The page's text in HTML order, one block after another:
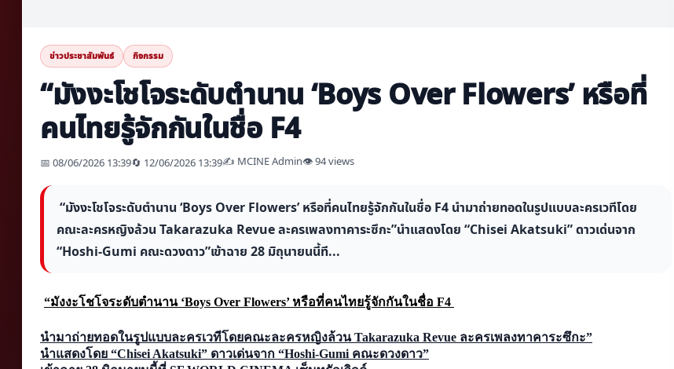
ข่าวประชาสัมพันธ์ กิจกรรม
“มังงะโชโจระดับตำนาน ‘Boys Over Flowers’ หรือที่
คนไทยรู้จักกันในชื่อ F4
📅 08/06/2026 13:39🔄 12/06/2026 13:39✍️ MCINE Admin👁 94 views
“มังงะโชโจระดับตำนาน ‘Boys Over Flowers’ หรือที่คนไทยรู้จักกันในชื่อ F4 นำมาถ่ายทอดในรูปแบบละครเวทีโดย
คณะละครหญิงล้วน Takarazuka Revue ละครเพลงทาคาระซึกะ”นำแสดงโดย “Chisei Akatsuki” ดาวเด่นจาก
“Hoshi-Gumi คณะดวงดาว”เข้าฉาย 28 มิถุนายนนี้ที...
“มังงะโชโจระดับตำนาน ‘Boys Over Flowers’ หรือที่คนไทยรู้จักกันในชื่อ F4
นำมาถ่ายทอดในรูปแบบละครเวทีโดยคณะละครหญิงล้วน Takarazuka Revue ละครเพลงทาคาระซึกะ”
นำแสดงโดย “Chisei Akatsuki” ดาวเด่นจาก “Hoshi-Gumi คณะดวงดาว”